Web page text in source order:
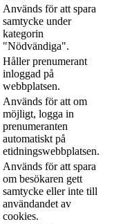
Används för att spara
samtycke under
kategorin
"Nödvändiga".
Håller prenumerant
inloggad på
webbplatsen.
Används för att om
möjligt, logga in
prenumeranten
automatiskt på
etidningswebbplatsen.
Används för att spara
om besökaren gett
samtycke eller inte till
användandet av
cookies.